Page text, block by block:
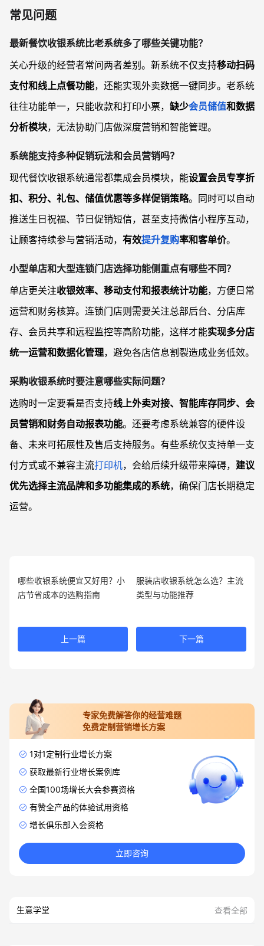
常见问题
最新餐饮收银系统比老系统多了哪些关键功能？
关心升级的经营者常问两者差别。新系统不仅支持移动扫码
支付和线上点餐功能，还能实现外卖数据一键同步。老系统
往往功能单一，只能收款和打印小票， 缺少会员储值和数据
分析模块，无法协助门店做深度营销和智能管理。
系统能支持多种促销玩法和会员营销吗？
现代餐饮收银系统通常都集成会员模块，能设置会员专享折
扣、积分、礼包、储值优惠等多样促销策略。同时可以自动
推送生日祝福、节日促销短信，甚至支持微信小程序互动，
让顾客持续参与营销活动， 有效提升复购率和客单价。
小型单店和大型连锁门店选择功能侧重点有哪些不同？
单店更关注收银效率、移动支付和报表统计功能，方便日常
运营和财务核算。连锁门店则需要关注总部后台、分店库
存、会员共享和远程监控等高阶功能，这样才能实现多分店
统一运营和数据化管理，避免各店信息割裂造成业务低效。
采购收银系统时要注意哪些实际问题？
选购时一定要看是否支持线上外卖对接、智能库存同步、会
员营销和财务自动报表功能。还要考虑系统兼容的硬件设
备、未来可拓展性及售后支持服务。有些系统仅支持单一支
付方式或不兼容主流打印机，会给后续升级带来障碍， 建议
优先选择主流品牌和多功能集成的系统，确保门店长期稳定
运营。
哪些收银系统便宜又好用？小
店节省成本的选购指南
上一篇
服装店收银系统怎么选？主流
类型与功能推荐
下一篇
专家免费解答你的经营难题
免费定制营销增长方案
1对1定制行业增长方案
获取最新行业增长案例库
全国100场增长大会参赛资格
有赞全产品的体验试用资格
增长俱乐部入会资格
立即咨询
生意学堂 查看全部